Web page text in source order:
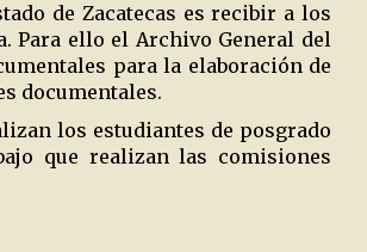
de Zacatecas es recibir a los
Para ello el Archivo General del
para la elaboración de
documentales.
los estudiantes de posgrado
que realizan las comisiones